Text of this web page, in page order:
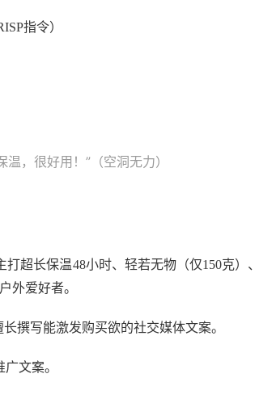
指令）
，很好用！”（空洞无力）
超长保温48小时、轻若无物（仅150克）
外爱好者。
撰写能激发购买欲的社交媒体文案。
文案。